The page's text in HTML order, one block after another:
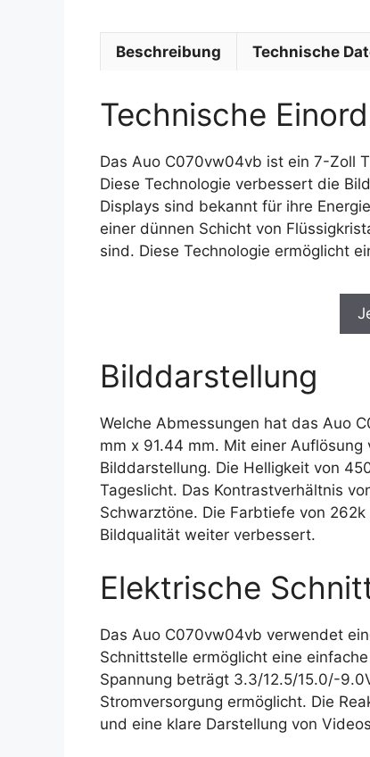
Beschreibung Technische
Technische
Das Auo C070vw04vb ist ein 7-Zoll
Diese Technologie verbessert die
Displays sind bekannt für ihre
einer dünnen Schicht von
sind. Diese Technologie ermöglicht
Bilddarstellung
Welche Abmessungen hat das Auo
mm x 91.44 mm. Mit einer
Bilddarstellung. Die Helligkeit von
Tageslicht. Das Kontrastverhältnis
Schwarztöne. Die Farbtiefe von
Bildqualität weiter verbessert.
Elektrische
Das Auo C070vw04vb verwendet
Schnittstelle ermöglicht eine
Spannung beträgt 3.3/12.5/15.0/-
Stromversorgung ermöglicht. Die
und eine klare Darstellung von